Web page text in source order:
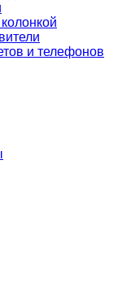
и телефонов